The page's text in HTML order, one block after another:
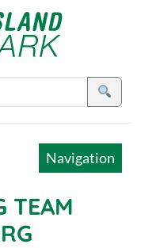
Navigation
TEAM